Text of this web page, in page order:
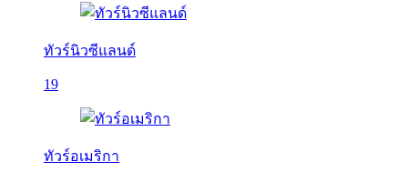
ทัวร์นิวซีแลนด์
19
ทัวร์อเมริกา